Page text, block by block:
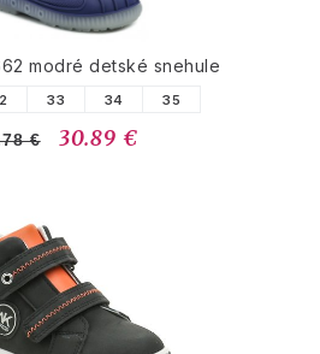
modré detské snehule
33 34 35
€ 30.89 €